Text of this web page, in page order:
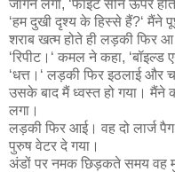
जागने लगा, ‘फाइट सीन ऊपर
‘हम दुखी दृश्य के हिस्से हैं?‘ मैंने
शराब खत्म होते ही लड़की फिर आ
‘रिपीट।‘ कमल ने कहा, ‘बॉइल्ड
‘धत्त।‘ लड़की फिर इठलाई और
उसके बाद मैं ध्वस्त हो गया।
लगा।
लड़की फिर आई। वह दो लार्ज
पुरुष वेटर दे गया।
अंडों पर नमक छिड़कते समय वह